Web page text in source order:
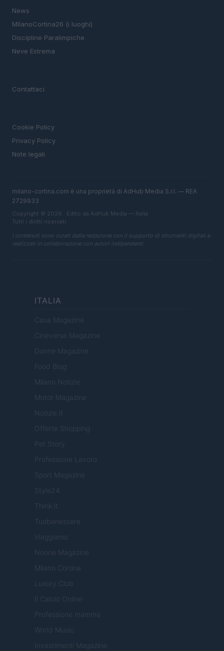
News
MIlanoCortina26 (i luoghi)
Discipline Paralimpiche
Neve Estrema
Contattaci
Cookie Policy
Privacy Policy
Note legali
milano-cortina.com è una proprietà di AdHub Media S.r.l. — REA
2729933
Copyright © 2026 · Edito da AdHub Media — Italia
Tutti i diritti riservati
I contenuti sono curati dalla redazione con il supporto di strumenti digitali e
realizzati in collaborazione con autori indipendenti.
ITALIA
Casa Magazine
Cineverse Magazine
Donne Magazine
Food Blog
Milano Notizie
Motor Magazine
Notizie.it
Offerte Shopping
Pet Story
Professione Lavoro
Sport Magazine
Style24
Think.it
Tuobenessere
Viaggiamo
Nonne Magazine
Milano Cortina
Luxury Club
Il Calcio Online
Professione mamma
World Music
Investimenti Magazine